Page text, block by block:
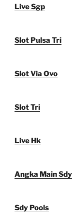
Live Sgp
Slot Pulsa Tri
Slot Via Ovo
Slot Tri
Live Hk
Angka Main Sdy
Sdy Pools